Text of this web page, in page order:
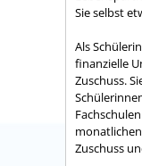
Sie selbst
Als
finanzielle
Zuschuss.
Zuschuss